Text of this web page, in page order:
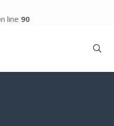
line 90